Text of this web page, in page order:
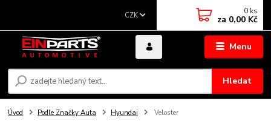
Menu
CZK
Hledat
0 ks
za 0,00 Kč
Úvod Podle Značky Auta Hyundai Veloster